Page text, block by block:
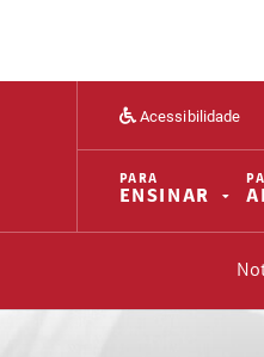
Acessibilidade
PARA
ENSINAR